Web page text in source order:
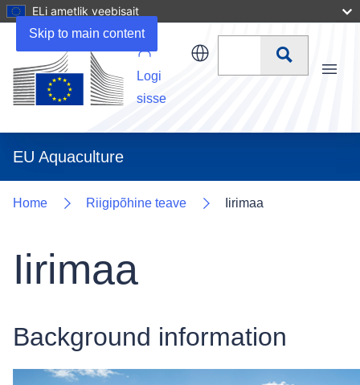
Skip to main content
ELi ametlik veebisait
Logi
sisse
Otsi
EU Aquaculture
Menu
Home Riigipõhine teave Iirimaa
Iirimaa
Uploads
Background information